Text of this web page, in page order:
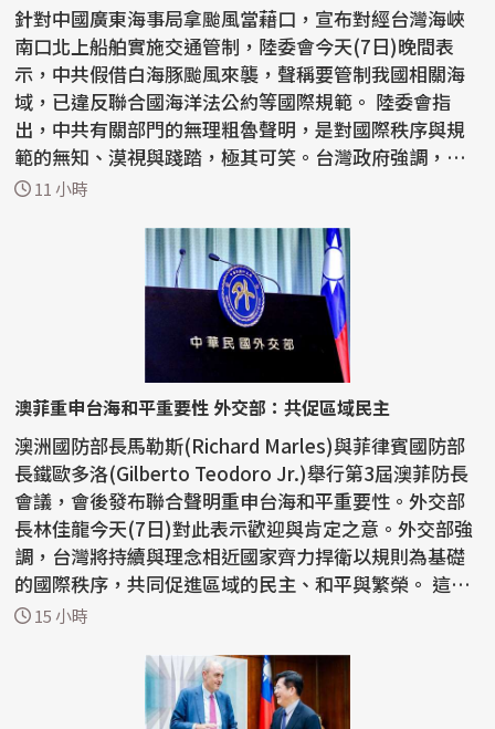
針對中國廣東海事局拿颱風當藉口，宣布對經台灣海峽
南口北上船舶實施交通管制，陸委會今天(7日)晚間表
示，中共假借白海豚颱風來襲，聲稱要管制我國相關海
域，已違反聯合國海洋法公約等國際規範。 陸委會指
出，中共有關部門的無理粗魯聲明，是對國際秩序與規
範的無知、漠視與踐踏，極其可笑。台灣政府強調，中
共沒有任...
11 小時
澳菲重申台海和平重要性 外交部：共促區域民主
澳洲國防部長馬勒斯(Richard Marles)與菲律賓國防部
長鐵歐多洛(Gilberto Teodoro Jr.)舉行第3屆澳菲防長
會議，會後發布聯合聲明重申台海和平重要性。外交部
長林佳龍今天(7日)對此表示歡迎與肯定之意。外交部強
調，台灣將持續與理念相近國家齊力捍衛以規則為基礎
的國際秩序，共同促進區域的民主、和平與繁榮。 這份
聯...15 小時